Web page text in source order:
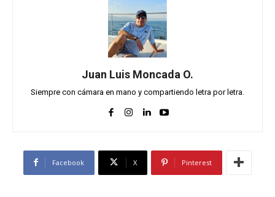
Juan Luis Moncada O.
Siempre con cámara en mano y compartiendo letra por letra.
Facebook X Pinterest